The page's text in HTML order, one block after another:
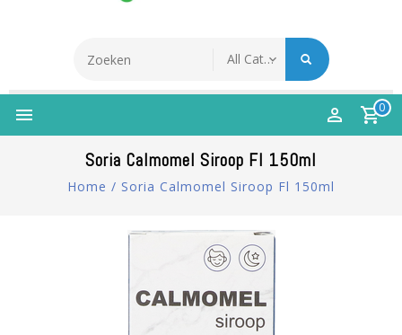
0
Soria Calmomel Siroop Fl 150ml
Home / Soria Calmomel Siroop Fl 150ml